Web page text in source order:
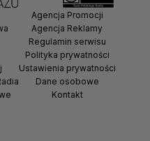
Agencja Promocji
Agencja Reklamy
Regulamin serwisu
Polityka prywatności
Ustawienia prywatności
Dane osobowe
Kontakt